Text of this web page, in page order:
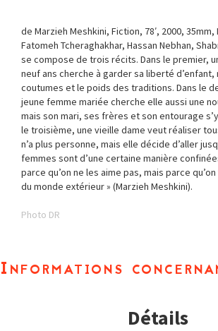
de Marzieh Meshkini, Fiction, 78′, 2000, 35mm,
Fatomeh Tcheraghakhar, Hassan Nebhan,
se compose de trois récits. Dans le premier,
neuf ans cherche à garder sa liberté d’enfant,
coutumes et le poids des traditions. Dans le
jeune femme mariée cherche elle aussi une
mais son mari, ses frères et son entourage
le troisième, une vieille dame veut réaliser
n’a plus personne, mais elle décide d’aller
femmes sont d’une certaine manière
parce qu’on ne les aime pas, mais parce
du monde extérieur » (Marzieh Meshkini).
Photo DR
Informations
Détails